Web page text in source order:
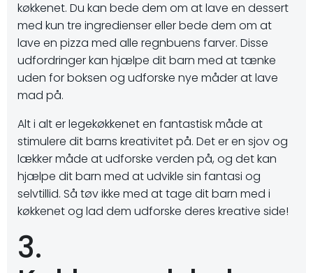
køkkenet. Du kan bede dem om at lave en dessert
med kun tre ingredienser eller bede dem om at
lave en pizza med alle regnbuens farver. Disse
udfordringer kan hjælpe dit barn med at tænke
uden for boksen og udforske nye måder at lave
mad på.
Alt i alt er legekøkkenet en fantastisk måde at
stimulere dit barns kreativitet på. Det er en sjov og
lækker måde at udforske verden på, og det kan
hjælpe dit barn med at udvikle sin fantasi og
selvtillid. Så tøv ikke med at tage dit barn med i
køkkenet og lad dem udforske deres kreative side!
3.